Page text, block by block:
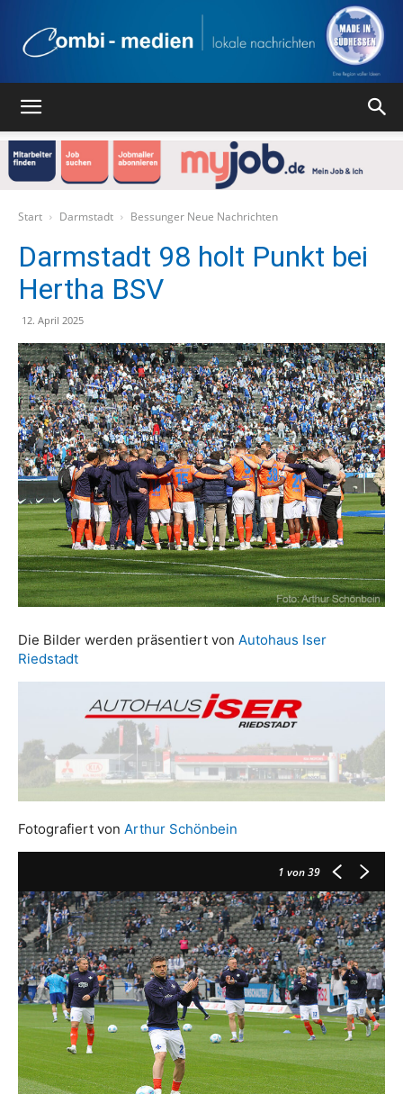
Start Darmstadt Bessunger Neue Nachrichten
Darmstadt 98 holt Punkt bei
Hertha BSV
12. April 2025
Die Bilder werden präsentiert von Autohaus Iser
Riedstadt
Fotografiert von Arthur Schönbein
1 von 39